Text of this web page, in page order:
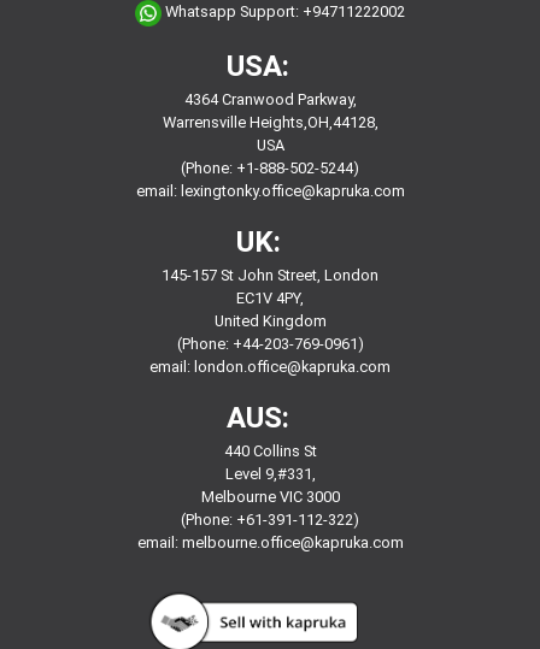
Whatsapp Support: +94711222002
USA:
4364 Cranwood Parkway,
Warrensville Heights,OH,44128,
USA
(Phone: +1-888-502-5244)
email: lexingtonky.office@kapruka.com
UK:
145-157 St John Street, London
EC1V 4PY,
United Kingdom
(Phone: +44-203-769-0961)
email: london.office@kapruka.com
AUS:
440 Collins St
Level 9,#331,
Melbourne VIC 3000
(Phone: +61-391-112-322)
email: melbourne.office@kapruka.com